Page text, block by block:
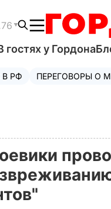
гостях у Гордона
РФ ПЕРЕГОВОРЫ О